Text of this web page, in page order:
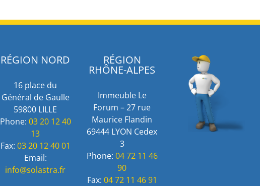
RÉGION NORD
16 place du
Général de Gaulle
59800 LILLE
Phone: 03 20 12 40
13
Fax: 03 20 12 40 01
Email:
info@solastra.fr
RÉGION
RHÔNE-ALPES
Immeuble Le
Forum – 27 rue
Maurice Flandin
69444 LYON Cedex
3
Phone: 04 72 11 46
90
Fax: 04 72 11 46 91